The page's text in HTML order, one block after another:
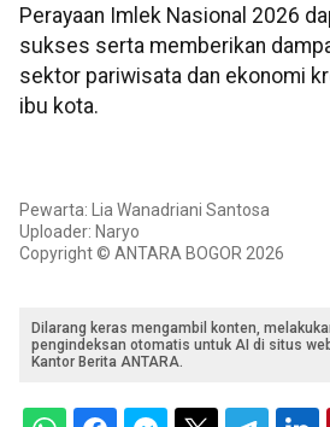
Perayaan Imlek Nasional 2026
sukses serta memberikan
sektor pariwisata dan ekonomi
ibu kota.
Pewarta: Lia Wanadriani Santosa
Uploader: Naryo
Copyright © ANTARA BOGOR 2026
Dilarang keras mengambil konten,
pengindeksan otomatis untuk AI di situs
Kantor Berita ANTARA.